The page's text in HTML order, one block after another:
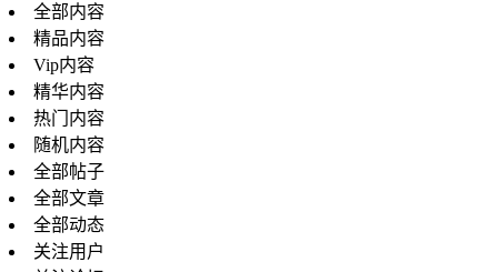
全部内容
精品内容
Vip内容
精华内容
热门内容
随机内容
全部帖子
全部文章
全部动态
关注用户